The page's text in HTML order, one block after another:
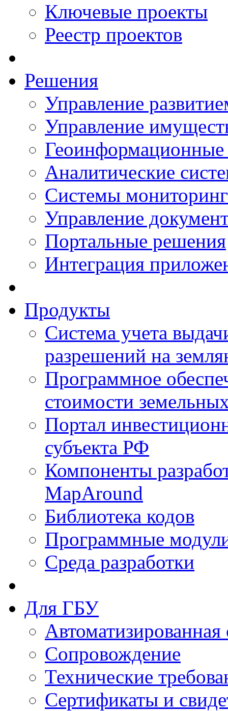
Ключевые проекты
Реестр проектов
Решения
Управление
Управление
Аналитические
Системы
Управление
Портальные решения
Интеграция
Продукты
Система учета
разрешений на
Программное
стоимости
Портал
субъекта РФ
Компоненты
MapAround
Библиотека кодов
Программные
Среда разработки
Для ГБУ
Сопровождение
Технические
Сертификаты и